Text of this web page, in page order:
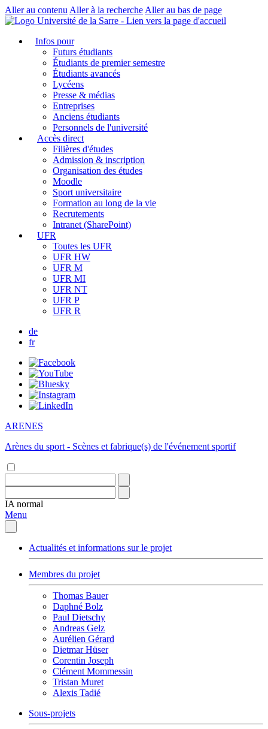
Aller au contenu Aller à la recherche Aller au bas de page
Infos pour
Futurs étudiants
Étudiants de premier semestre
Étudiants avancés
Lycéens
Presse & médias
Entreprises
Anciens étudiants
Personnels de l'université
Accès direct
Filières d'études
Admission & inscription
Organisation des études
Moodle
Sport universitaire
Formation au long de la vie
Recrutements
Intranet (SharePoint)
UFR
Toutes les UFR
UFR HW
UFR M
UFR MI
UFR NT
UFR P
UFR R
de
fr
ARENES
Arènes du sport - Scènes et fabrique(s) de l'événement sportif
IA normal
Menu
Actualités et informations sur le projet
Membres du projet
Thomas Bauer
Daphné Bolz
Paul Dietschy
Andreas Gelz
Aurélien Gérard
Dietmar Hüser
Corentin Joseph
Clément Mommessin
Tristan Muret
Alexis Tadié
Sous-projets